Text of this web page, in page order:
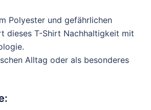
Polyester und gefährlichen
dieses T-Shirt Nachhaltigkeit mit
Alltag oder als besonderes